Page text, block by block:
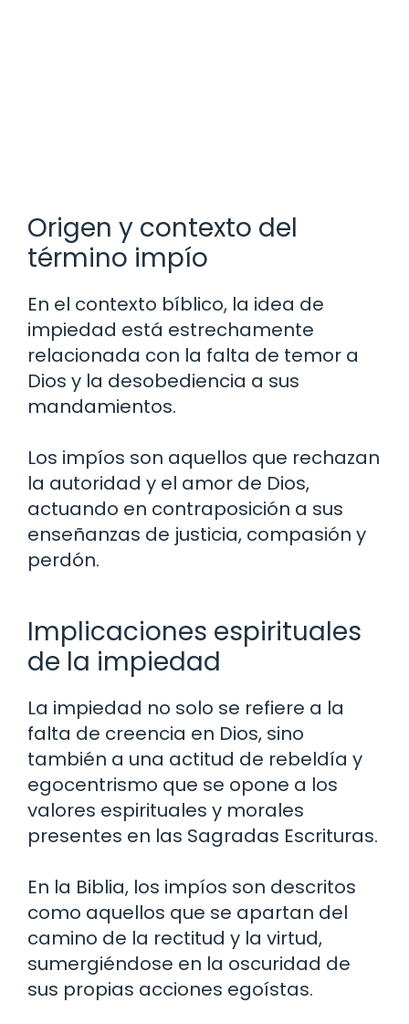
Origen y contexto del
término impío
En el contexto bíblico, la idea de
impiedad está estrechamente
relacionada con la falta de temor a
Dios y la desobediencia a sus
mandamientos.
Los impíos son aquellos que rechazan
la autoridad y el amor de Dios,
actuando en contraposición a sus
enseñanzas de justicia, compasión y
perdón.
Implicaciones espirituales
de la impiedad
La impiedad no solo se refiere a la
falta de creencia en Dios, sino
también a una actitud de rebeldía y
egocentrismo que se opone a los
valores espirituales y morales
presentes en las Sagradas Escrituras.
En la Biblia, los impíos son descritos
como aquellos que se apartan del
camino de la rectitud y la virtud,
sumergiéndose en la oscuridad de
sus propias acciones egoístas.